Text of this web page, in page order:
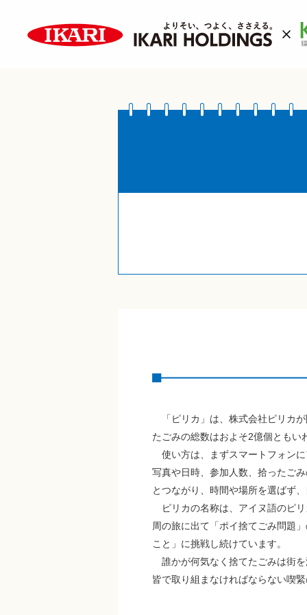
「ピリカ」は、株式会社ピリカ
たごみの総数はおよそ2億個ともい
使い方は、まずスマートフォン
写真や日時、参加人数、拾ったご
とつながり、時間や場所を選ばず
ピリカの名称は、アイヌ語のピ
周の旅に出て「ポイ捨てごみ問題
こと」に挑戦し続けています。
誰かが何気なく捨てたごみは街
皆で取り組まなければならない喫